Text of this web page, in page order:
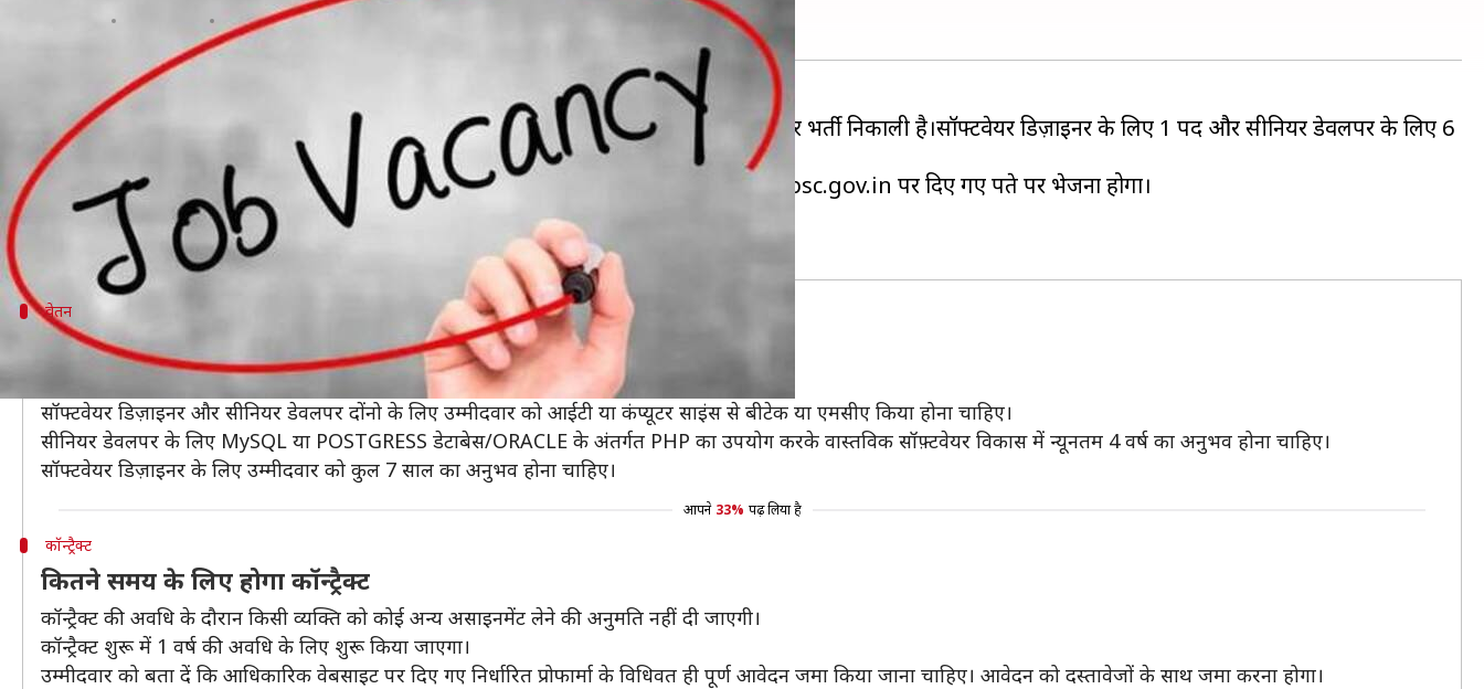
11:28 am
संघ लोक सेवा आयोग ( UPSC
) ने सॉफ्टवेयर डिज़ाइनर और सीनियर डेवलपर के लिए कुल 7 पदों पर भर्ती निकाली है।सॉफ्टवेयर डिज़ाइनर के लिए 1 पद और सीनियर डेवलपर के लिए 6
रिक्त पदों पर भर्ती होगी।
आवेदन अॉफलाइन मोड में किया जाएगा। उम्मीदवार को आवेदन आधिकारिक वेबसाइट www.upsc.gov.in पर दिए गए पते पर भेजना होगा।
उम्मीदवार UPSC की आधिकारिक वेबसाइट पर जाकर प्रोमो आवेदन फॉर्म देख सकते हैं।
वेतन
मिलेगा कितना वेतन
सॉफ्टवेयर डिज़ाइनर को Rs. 75,000 और सीनियर डेवलपर को Rs. 45,000 मासिक वेतन दिया जाएगा।
सॉफ्टवेयर डिज़ाइनर और सीनियर डेवलपर दोंनो के लिए उम्मीदवार को आईटी या कंप्यूटर साइंस से बीटेक या एमसीए किया होना चाहिए।
सीनियर डेवलपर के लिए MySQL या POSTGRESS डेटाबेस/ORACLE के अंतर्गत PHP का उपयोग करके वास्तविक सॉफ़्टवेयर विकास में न्यूनतम 4 वर्ष का अनुभव होना चाहिए।
सॉफ्टवेयर डिज़ाइनर के लिए उम्मीदवार को कुल 7 साल का अनुभव होना चाहिए।
आपने 33% पढ़ लिया है
कॉन्ट्रैक्ट
कितने समय के लिए होगा कॉन्ट्रैक्ट
कॉन्ट्रैक्ट की अवधि के दौरान किसी व्यक्ति को कोई अन्य असाइनमेंट लेने की अनुमति नहीं दी जाएगी।
कॉन्ट्रैक्ट शुरू में 1 वर्ष की अवधि के लिए शुरू किया जाएगा।
उम्मीदवार को बता दें कि आधिकारिक वेबसाइट पर दिए गए निर्धारित प्रोफार्मा के विधिवत ही पूर्ण आवेदन जमा किया जाना चाहिए। आवेदन को दस्तावेजों के साथ जमा करना होगा।